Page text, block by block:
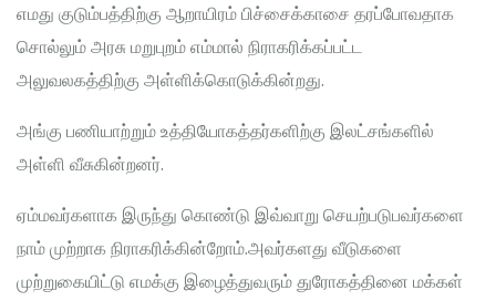
எமது குடும்பத்திற்கு ஆறாயிரம் பிச்சைக்காசை தரப்போவதாக
சொல்லும் அரசு மறுபுறம் எம்மால் நிராகரிக்கப்பட்ட
அலுவலகத்திற்கு அள்ளிக்கொடுக்கின்றது.
அங்கு பணியாற்றும் உத்தியோகத்தர்களிற்கு இலட்சங்களில்
அள்ளி வீசுகின்றனர்.
ஏம்மவர்களாக இருந்து கொண்டு இவ்வாறு செயற்படுபவர்களை
நாம் முற்றாக நிராகரிக்கின்றோம்.அவர்களது வீடுகளை
முற்றுகையிட்டு எமக்கு இழைத்துவரும் துரோகத்தினை மக்கள்